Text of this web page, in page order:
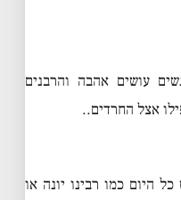
עושים אהבה והרבנים
אצל החרדים..
היום כמו רבינו יונה או